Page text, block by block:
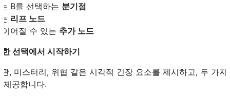
B를 선택하는 분기점
리프 노드
어질 수 있는 추가 노드
선택에서 시작하기
, 미스터리, 위협 같은 시각적 긴장 요소를 제시하고, 두 가
제공합니다.